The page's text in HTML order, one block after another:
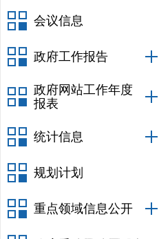
会议信息
政府工作报告
政府网站工作年度
报表
统计信息
规划计划
重点领域信息公开